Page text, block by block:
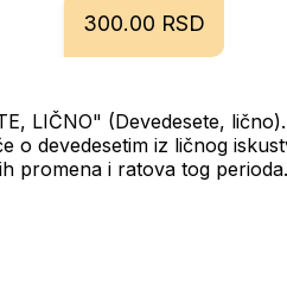
300.00 RSD
LIČNO" (Devedesete,
o devedesetim iz ličnog
promena i ratova tog perioda.